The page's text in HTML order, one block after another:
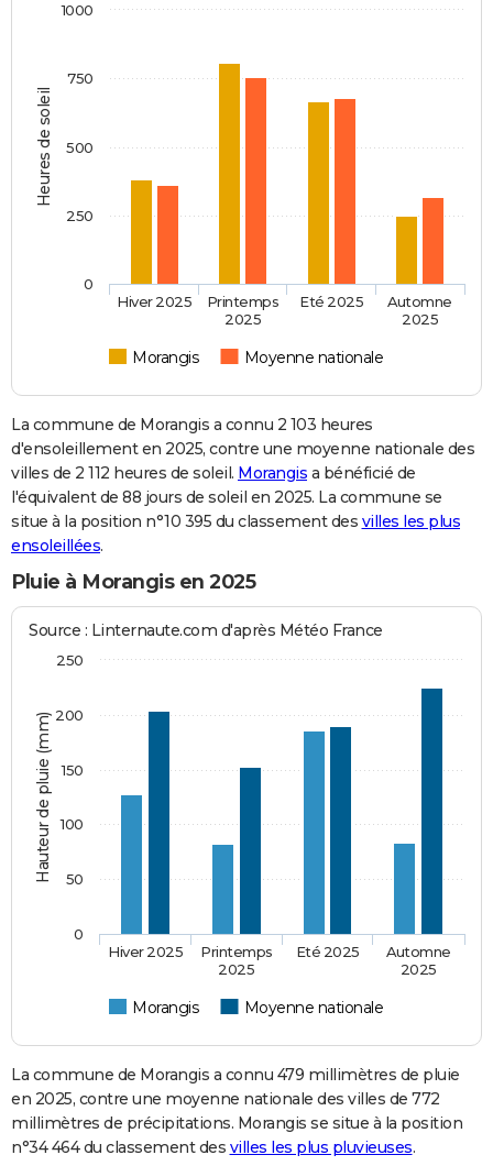
Heures de soleil
Morangis Moyenne nationale
Hiver 2025
Printemps
2025
Eté 2025
Automne
2025
0
250
500
750
1000
La commune de Morangis a connu 2 103 heures
d'ensoleillement en 2025, contre une moyenne nationale des
villes de 2 112 heures de soleil. Morangis a bénéficié de
l'équivalent de 88 jours de soleil en 2025. La commune se
situe à la position n°10 395 du classement des villes les plus
ensoleillées.
Pluie à Morangis en 2025
Hauteur de pluie (mm)
Source : Linternaute.com d'après Météo France
Morangis Moyenne nationale
Hiver 2025
Printemps
2025
Eté 2025
Automne
2025
0
50
100
150
200
250
La commune de Morangis a connu 479 millimètres de pluie
en 2025, contre une moyenne nationale des villes de 772
millimètres de précipitations. Morangis se situe à la position
n°34 464 du classement des villes les plus pluvieuses.